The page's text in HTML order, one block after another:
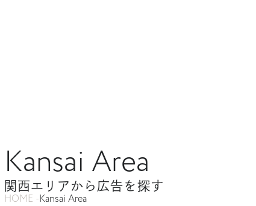
車内メディア
Station
駅メディア
Kansai Area
関西エリアから広告を探す
HOME Kansai Area